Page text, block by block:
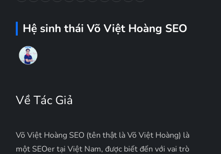
Hệ sinh thái Võ Việt Hoàng SEO
Về Tác Giả
Võ Việt Hoàng SEO (tên thật là Võ Việt Hoàng) là
một SEOer tại Việt Nam, được biết đến với vai trò